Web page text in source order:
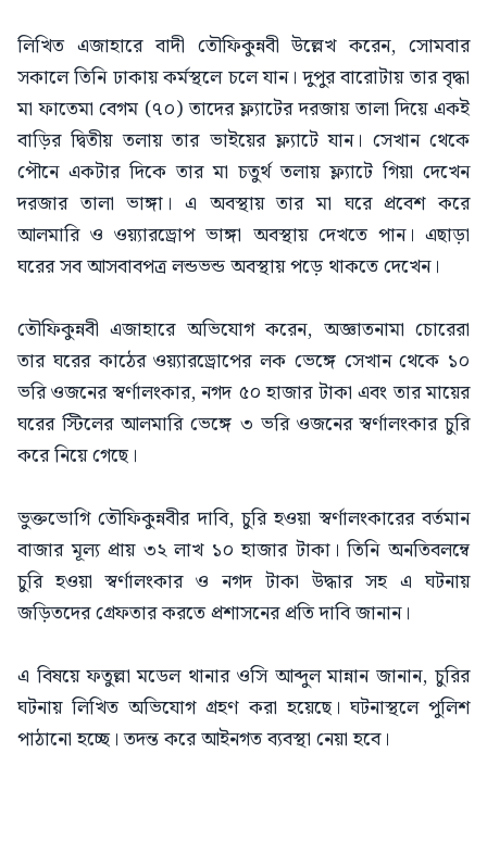
লিখিত এজাহারে বাদী তৌফিকুন্নবী উল্লেখ করেন, সোমবার
সকালে তিনি ঢাকায় কর্মস্থলে চলে যান। দুপুর বারোটায় তার বৃদ্ধা
মা ফাতেমা বেগম (৭০) তাদের ফ্ল্যাটের দরজায় তালা দিয়ে একই
বাড়ির দ্বিতীয় তলায় তার ভাইয়ের ফ্ল্যাটে যান। সেখান থেকে
পৌনে একটার দিকে তার মা চতুর্থ তলায় ফ্ল্যাটে গিয়া দেখেন
দরজার তালা ভাঙ্গা। এ অবস্থায় তার মা ঘরে প্রবেশ করে
আলমারি ও ওয়্যারড্রোপ ভাঙ্গা অবস্থায় দেখতে পান। এছাড়া
ঘরের সব আসবাবপত্র লন্ডভন্ড অবস্থায় পড়ে থাকতে দেখেন।
তৌফিকুন্নবী এজাহারে অভিযোগ করেন, অজ্ঞাতনামা চোরেরা
তার ঘরের কাঠের ওয়্যারড্রোপের লক ভেঙ্গে সেখান থেকে ১০
ভরি ওজনের স্বর্ণালংকার, নগদ ৫০ হাজার টাকা এবং তার মায়ের
ঘরের স্টিলের আলমারি ভেঙ্গে ৩ ভরি ওজনের স্বর্ণালংকার চুরি
করে নিয়ে গেছে।
ভুক্তভোগি তৌফিকুন্নবীর দাবি, চুরি হওয়া স্বর্ণালংকারের বর্তমান
বাজার মূল্য প্রায় ৩২ লাখ ১০ হাজার টাকা। তিনি অনতিবলম্বে
চুরি হওয়া স্বর্ণালংকার ও নগদ টাকা উদ্ধার সহ এ ঘটনায়
জড়িতদের গ্রেফতার করতে প্রশাসনের প্রতি দাবি জানান।
এ বিষয়ে ফতুল্লা মডেল থানার ওসি আব্দুল মান্নান জানান, চুরির
ঘটনায় লিখিত অভিযোগ গ্রহণ করা হয়েছে। ঘটনাস্থলে পুলিশ
পাঠানো হচ্ছে। তদন্ত করে আইনগত ব্যবস্থা নেয়া হবে।